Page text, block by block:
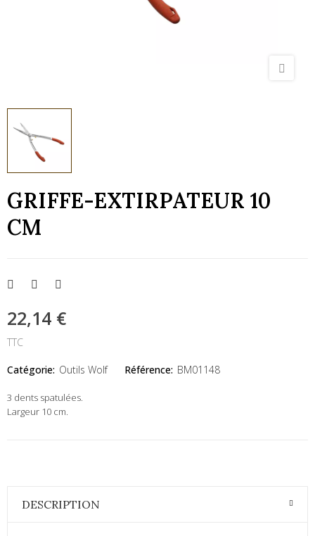
GRIFFE-EXTIRPATEUR 10
CM
22,14 €
TTC
Catégorie: Outils Wolf Référence: BM01148
3 dents spatulées.
Largeur 10 cm.
DESCRIPTION